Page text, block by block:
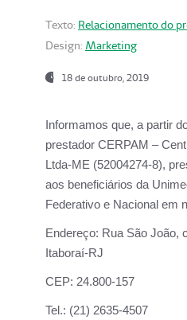
Texto: Relacionamento do
Design: Marketing
18 de outubro, 2019
Informamos que, a partir
prestador CERPAM –
Ltda-ME (52004274-8),
aos beneficiários da
Federativo e Nacional em
Endereço: Rua São João,
Itaboraí-RJ
CEP: 24.800-157
Tel.: (21) 2635-4507